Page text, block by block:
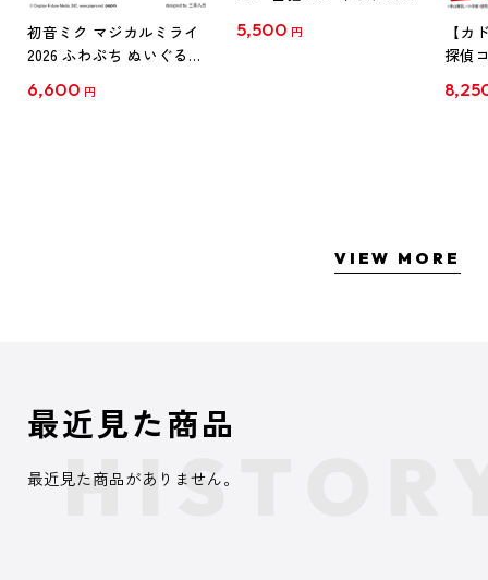
初音ミク マジカルミライ
2026 ふわぷち ぬいぐるみ
6,600 円
5,500 円
【カ
探偵
クリ
VIEW MORE
最近見た商品
最近見た商品がありません。